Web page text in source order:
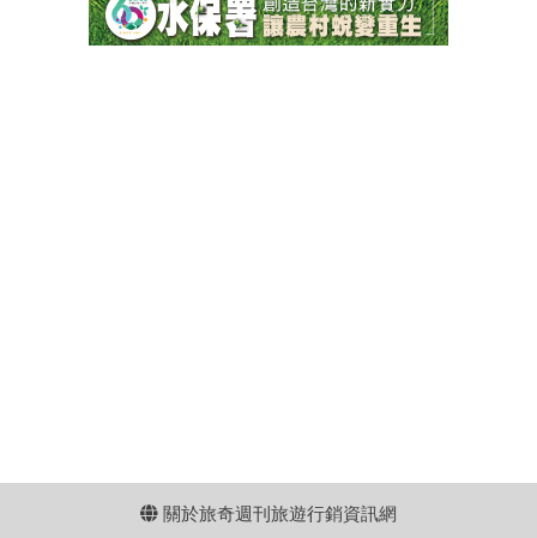
關於旅奇週刊旅遊行銷資訊網